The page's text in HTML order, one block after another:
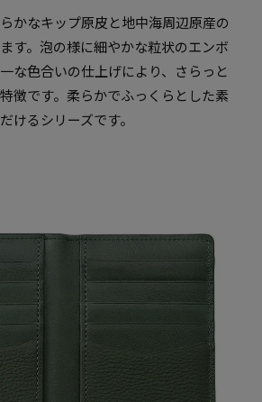
かなキップ原皮と地中海周辺原産の
す。泡の様に細やかな粒状のエンボ
な色合いの仕上げにより、さらっと
徴です。柔らかでふっくらとした素
けるシリーズです。